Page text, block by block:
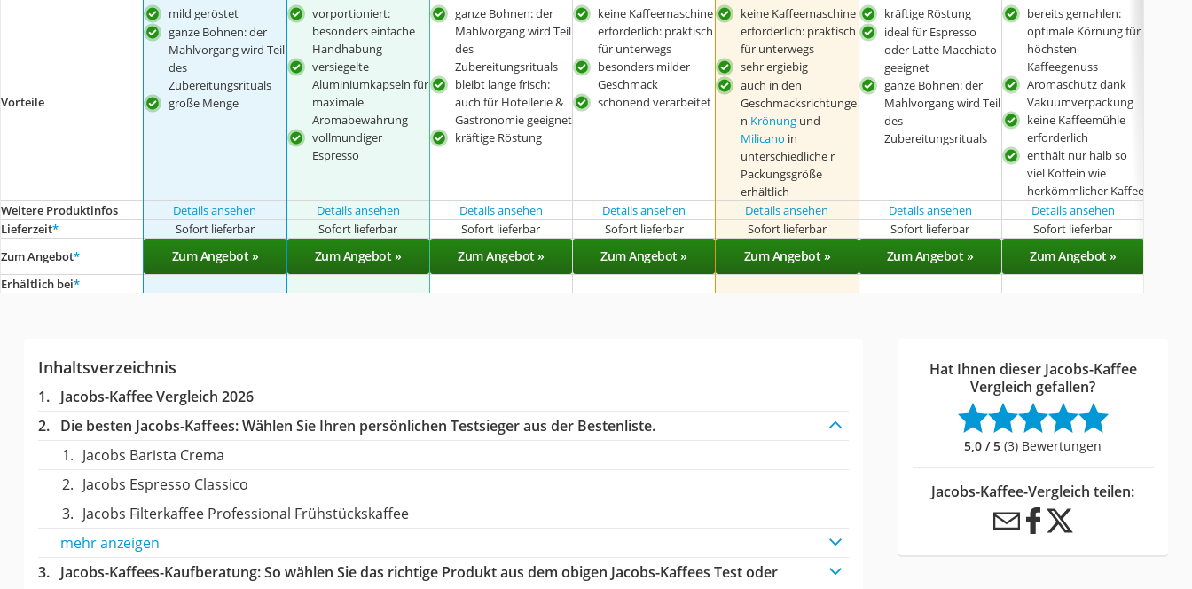
Vorteile
mild geröstet
ganze Bohnen: der
Mahlvorgang wird Teil
des
Zubereitungsrituals
große Menge
vorportioniert:
besonders einfache
Handhabung
versiegelte
Aluminiumkapseln für
maximale
Aromabewahrung
vollmundiger
Espresso
ganze Bohnen: der
Mahlvorgang wird Teil
des
Zubereitungsrituals
bleibt lange frisch:
auch für Hotellerie &
Gastronomie geeignet
kräftige Röstung
keine Kaffeemaschine
erforderlich: praktisch
für unterwegs
besonders milder
Geschmack
schonend verarbeitet
keine Kaffeemaschine
erforderlich: praktisch
für unterwegs
sehr ergiebig
auch in den
Geschmacksrichtunge
n Krönung und
Milicano in
unterschiedliche r
Packungsgröße
erhältlich
kräftige Röstung
ideal für Espresso
oder Latte Macchiato
geeignet
ganze Bohnen: der
Mahlvorgang wird Teil
des
Zubereitungsrituals
bereits gemahlen:
optimale Körnung für
höchsten
Kaffeegenuss
Aromaschutz dank
Vakuumverpackung
keine Kaffeemühle
erforderlich
enthält nur halb so
viel Koffein wie
herkömmlicher Kaffee
Weitere Produktinfos Details ansehen Details ansehen Details ansehen Details ansehen Details ansehen Details ansehen
Details ansehen
Lieferzeit* Sofort lieferbar Sofort lieferbar Sofort lieferbar Sofort lieferbar Sofort lieferbar Sofort lieferbar Sofort lieferbar
Zum Angebot* Zum Angebot » Zum Angebot » Zum Angebot » Zum Angebot » Zum Angebot » Zum Angebot » Zum Angebot »
Erhältlich bei*
Inhaltsverzeichnis
Jacobs-Kaffee Vergleich 2026
Die besten Jacobs-Kaffees:Wählen Sie Ihren persönlichen Testsieger aus der Bestenliste.
Jacobs Barista Crema
Jacobs Espresso Classico
Jacobs Filterkaffee Professional Frühstückskaffee
mehr anzeigen
Jacobs-Kaffees-Kaufberatung: So wählen Sie das richtige Produkt aus dem obigen Jacobs-Kaffees Test oder
Hat Ihnen dieser Jacobs-Kaffee
Vergleich gefallen?
5,0 / 5 (3) Bewertungen
Jacobs-Kaffee-Vergleich teilen: